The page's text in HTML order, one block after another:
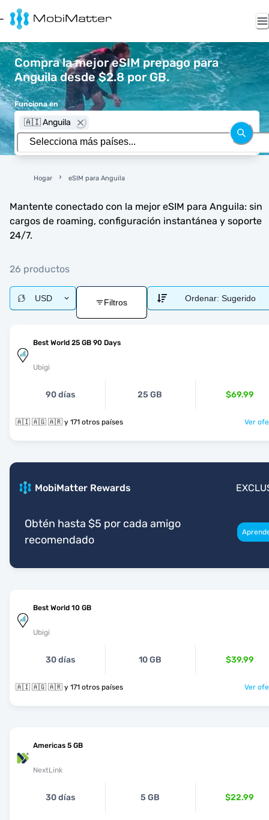
Compra la mejor eSIM prepago para
Anguila desde $2.8 por GB.
Funciona en
🇦🇮 Anguila
Hogar eSIM para Anguila
Mantente conectado con la mejor eSIM para Anguila: sin
cargos de roaming, configuración instantánea y soporte
24/7.
26 productos
USD Filtros Ordenar: Sugerido
Best World 25 GB 90 Days
Ubigi
90 días 25 GB $69.99
🇦🇮 🇦🇬 🇦🇷 y 171 otros países Ver
MobiMatter Rewards
Obtén hasta $5 por cada amigo
recomendado
Best World 10 GB
Ubigi
30 días 10 GB $39.99
🇦🇮 🇦🇬 🇦🇷 y 171 otros países Ver
Americas 5 GB
NextLink
30 días 5 GB $22.99